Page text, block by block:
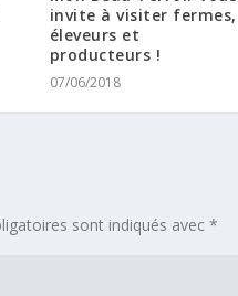
invite à visiter fermes,
éleveurs et
producteurs !
07/06/2018
sont indiqués avec *